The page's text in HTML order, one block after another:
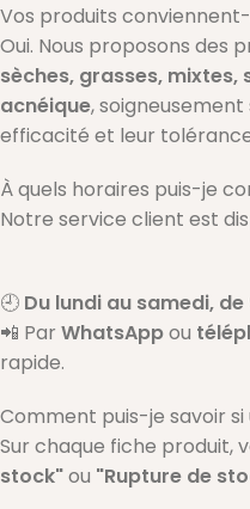
Vos produits
Oui. Nous proposons des
sèches, grasses,
acnéique,
efficacité et leur
À quels horaires puis-je
Notre service client est
🕘 Du lundi au samedi, de
📲 Par WhatsAppou
rapide.
Comment puis-je savoir
Sur chaque fiche produit,
stock"ou "Rupture de